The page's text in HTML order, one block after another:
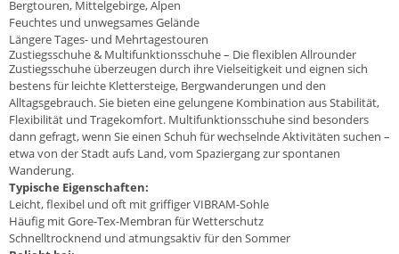
Bergtouren, Mittelgebirge, Alpen
Feuchtes und unwegsames Gelände
Längere Tages- und Mehrtagestouren
Zustiegsschuhe & Multifunktionsschuhe – Die flexiblen Allrounder
Zustiegsschuhe überzeugen durch ihre Vielseitigkeit und eignen sich
bestens für leichte Klettersteige, Bergwanderungen und den
Alltagsgebrauch. Sie bieten eine gelungene Kombination aus Stabilität,
Flexibilität und Tragekomfort. Multifunktionsschuhe sind besonders
dann gefragt, wenn Sie einen Schuh für wechselnde Aktivitäten suchen –
etwa von der Stadt aufs Land, vom Spaziergang zur spontanen
Wanderung.
Typische Eigenschaften:
Leicht, flexibel und oft mit griffiger VIBRAM-Sohle
Häufig mit Gore-Tex-Membran für Wetterschutz
Schnelltrocknend und atmungsaktiv für den Sommer